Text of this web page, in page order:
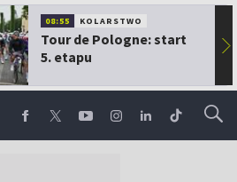
08:55 KOLARSTWO
Tour de Pologne: start
5. etapu
▶